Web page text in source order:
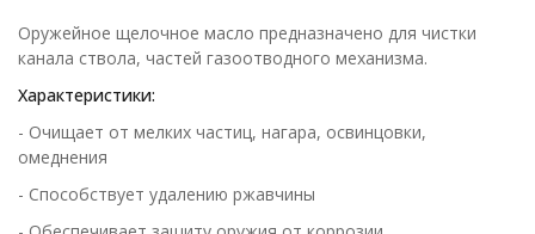
Оружейное щелочное масло предназначено для чистки
канала ствола, частей газоотводного механизма.
Характеристики:
- Очищает от мелких частиц, нагара, освинцовки,
омеднения
- Способствует удалению ржавчины